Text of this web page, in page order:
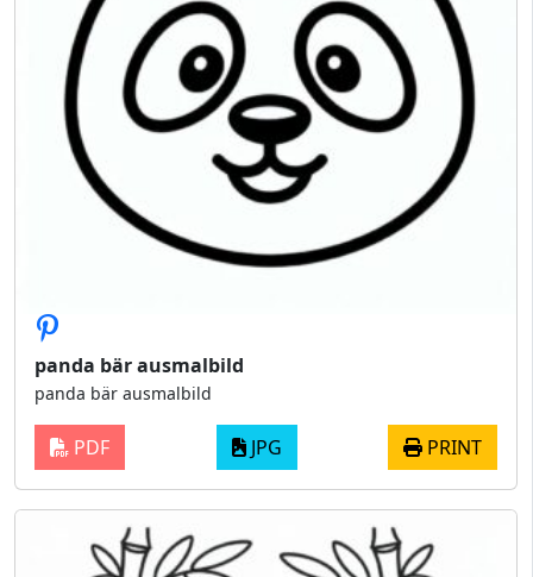
panda bär ausmalbild
panda bär ausmalbild
PDF JPG PRINT